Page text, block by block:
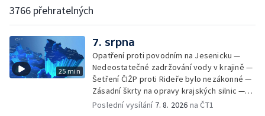
3766 přehratelných
25 min
7. srpna
Opatření proti povodním na Jesenicku —
Nedeostatečné zadržování vody v krajině —
Šetření ČIŽP proti Rideře bylo nezákonné —
Zásadní škrty na opravy krajských silnic —
Zásadní škrty na opravy krajských silnic —
Poslední vysílání 7. 8. 2026 na ČT1